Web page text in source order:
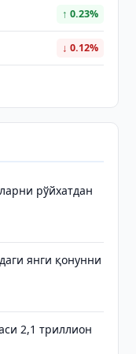
↑ 0.23%
↓ 0.12%
рўйхатдан
янги қонунни
2,1 триллион